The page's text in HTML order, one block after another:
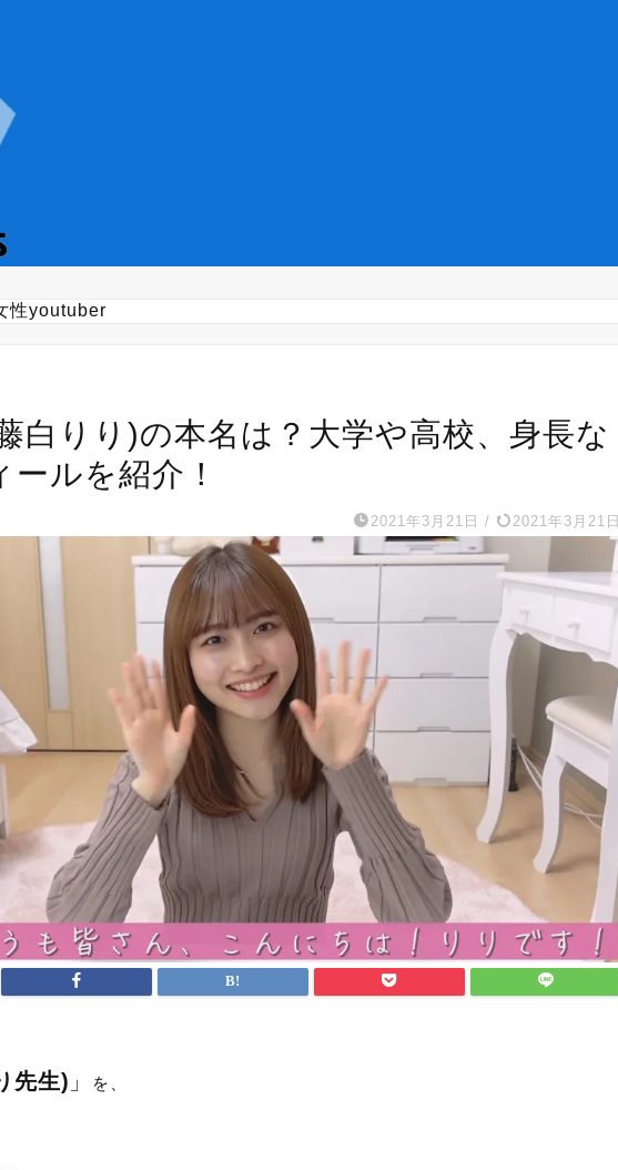
性youtuber
白りり)の本名は？大学や高校、身長な
ルを紹介！
2021年3月21日 / 2021年3月21日
先生) 」
を、